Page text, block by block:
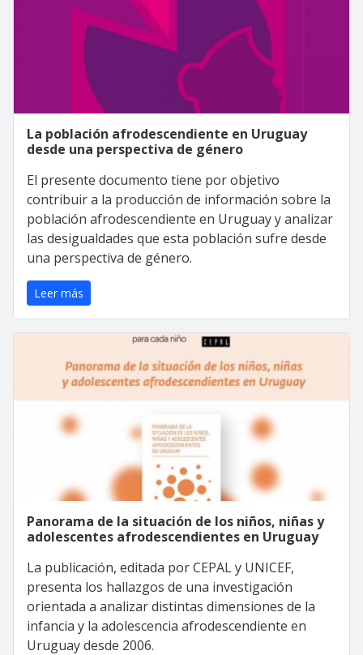
La población afrodescendiente en Uruguay
desde una perspectiva de género
El presente documento tiene por objetivo
contribuir a la producción de información sobre la
población afrodescendiente en Uruguay y analizar
las desigualdades que esta población sufre desde
una perspectiva de género.
Leer más
Panorama de la situación de los niños, niñas y
adolescentes afrodescendientes en Uruguay
La publicación, editada por CEPAL y UNICEF,
presenta los hallazgos de una investigación
orientada a analizar distintas dimensiones de la
infancia y la adolescencia afrodescendiente en
Uruguay desde 2006.